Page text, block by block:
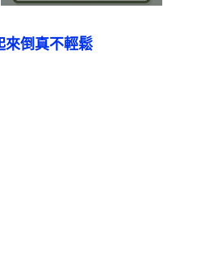
來倒真不輕鬆